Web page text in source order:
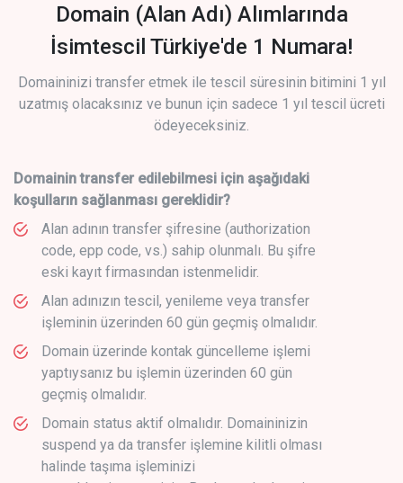
Domain (Alan Adı) Alımlarında
İsimtescil Türkiye'de 1 Numara!
Domaininizi transfer etmek ile tescil süresinin bitimini 1 yıl
uzatmış olacaksınız ve bunun için sadece 1 yıl tescil ücreti
ödeyeceksiniz.
Domainin transfer edilebilmesi için aşağıdaki
koşulların sağlanması gereklidir?
Alan adının transfer şifresine (authorization
code, epp code, vs.) sahip olunmalı. Bu şifre
eski kayıt firmasından istenmelidir.
Alan adınızın tescil, yenileme veya transfer
işleminin üzerinden 60 gün geçmiş olmalıdır.
Domain üzerinde kontak güncelleme işlemi
yaptıysanız bu işlemin üzerinden 60 gün
geçmiş olmalıdır.
Domain status aktif olmalıdır. Domaininizin
suspend ya da transfer işlemine kilitli olması
halinde taşıma işleminizi